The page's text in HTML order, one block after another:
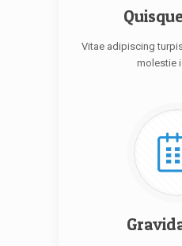
Vitae adipiscing
molestie